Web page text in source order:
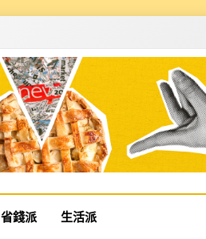
省錢派 生活派